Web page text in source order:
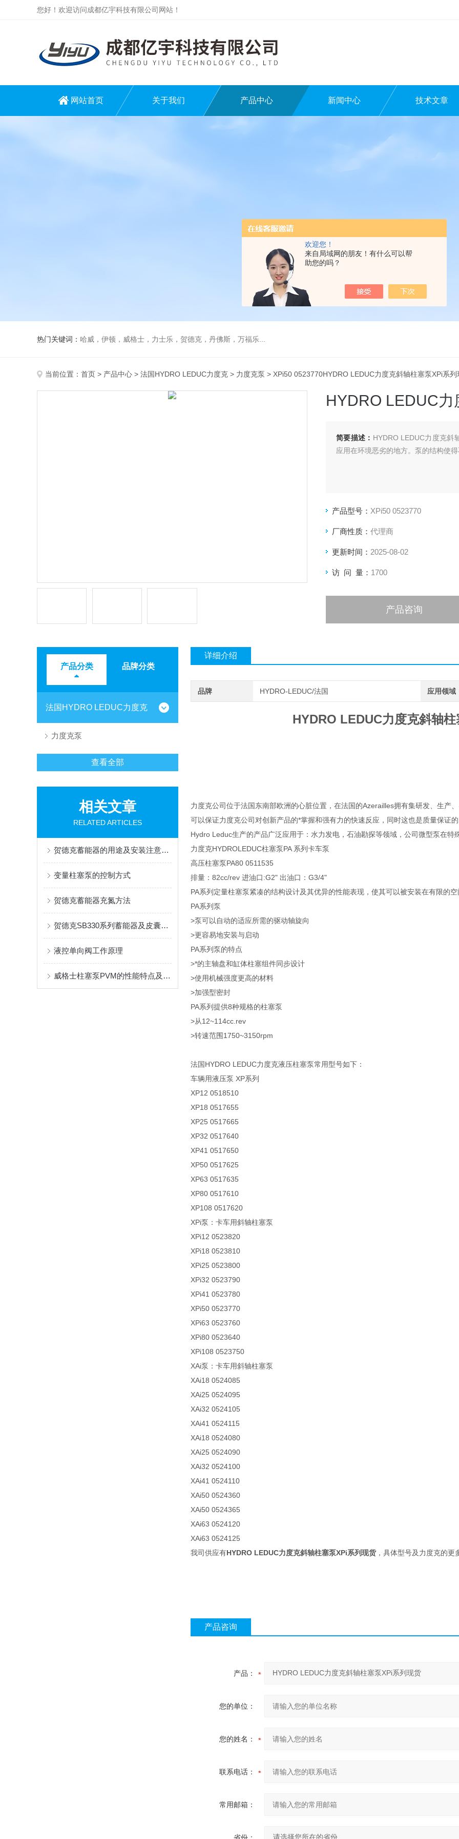
欢迎您！
来自局域网的朋友！有什么可以帮
助您的吗？
您好！欢迎访问成都亿宇科技有限公司网站！
网站首页 关于我们 产品中心 新闻中心 技术文章
热门关键词： 哈威，伊顿，威格士，力士乐，贺德克，丹佛斯，万福乐...
当前位置： 首页 > 产品中心 > 法国HYDRO LEDUC力度克 > 力度克泵 > XPi50 0523770HYDRO LEDUC力度克斜轴柱塞泵XPi系列
HYDRO LEDUC
简要描述： HYDRO LEDUC力度克斜
应用在环境恶劣的地方。泵的结构使
产品型号： XPi50 0523770
厂商性质： 代理商
更新时间： 2025-08-02
访 问 量： 1700
产品咨询
产品分类 品牌分类
法国HYDRO LEDUC力度克
力度克泵
查看全部
相关文章
RELATED ARTICLES
贺德克蓄能器的用途及安装注意事项
变量柱塞泵的控制方式
贺德克蓄能器充氮方法
贺德克SB330系列蓄能器及皮囊的作用及应用概述
液控单向阀工作原理
威格士柱塞泵PVM的性能特点及主要应用途径
详细介绍
品牌 HYDRO-LEDUC/法国 应用领域
HYDRO LEDUC力度克斜轴
力度克公司位于法国东南部欧洲的心脏位置，在法国的Azerailles拥有集研发、生
可以保证力度克公司对创新产品的*掌握和强有力的快速反应，同时这也是质量保证
Hydro Leduc生产的产品广泛应用于：水力发电，石油勘探等领域，公司微型泵在
力度克HYDROLEDUC柱塞泵PA 系列卡车泵
高压柱塞泵PA80 0511535
排量：82cc/rev 进油口:G2" 出油口：G3/4"
PA系列定量柱塞泵紧凑的结构设计及其优异的性能表现，使其可以被安装在有限的
PA系列泵
>泵可以自动的适应所需的驱动轴旋向
>更容易地安装与启动
PA系列泵的特点
>*的主轴盘和缸体柱塞组件同步设计
>使用机械强度更高的材料
>加强型密封
PA系列提供8种规格的柱塞泵
>从12~114cc.rev
>转速范围1750~3150rpm
法国HYDRO LEDUC力度克液压柱塞泵常用型号如下：
车辆用液压泵 XP系列
XP12 0518510
XP18 0517655
XP25 0517665
XP32 0517640
XP41 0517650
XP50 0517625
XP63 0517635
XP80 0517610
XP108 0517620
XPi泵：卡车用斜轴柱塞泵
XPi12 0523820
XPi18 0523810
XPi25 0523800
XPi32 0523790
XPi41 0523780
XPi50 0523770
XPi63 0523760
XPi80 0523640
XPi108 0523750
XAi泵：卡车用斜轴柱塞泵
XAi18 0524085
XAi25 0524095
XAi32 0524105
XAi41 0524115
XAi18 0524080
XAi25 0524090
XAi32 0524100
XAi41 0524110
XAi50 0524360
XAi50 0524365
XAi63 0524120
XAi63 0524125
我司供应有HYDRO LEDUC力度克斜轴柱塞泵XPi系列现货，具体型号及力度克的更
产品咨询
产品：
您的单位：
您的姓名：
联系电话：
常用邮箱：